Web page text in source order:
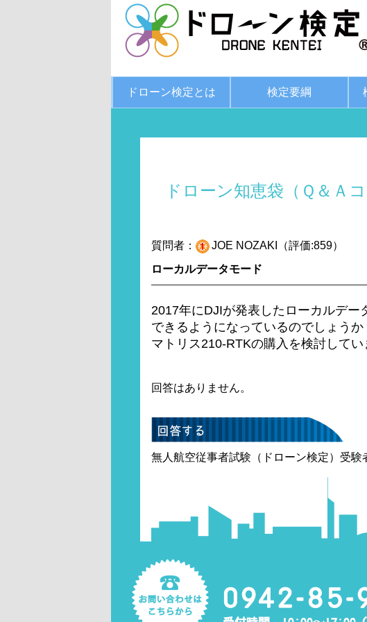
ドローン検定とは 検定要綱
ドローン知恵袋（Ｑ＆Ａ
質問者：
JOE NOZAKI（評価:859）
ローカルデータモード
2017年にDJIが発表したローカルデー
できるようになっているのでしょうか
マトリス210-RTKの購入を検討してい
回答はありません。
無人航空従事者試験（ドローン検定）受験